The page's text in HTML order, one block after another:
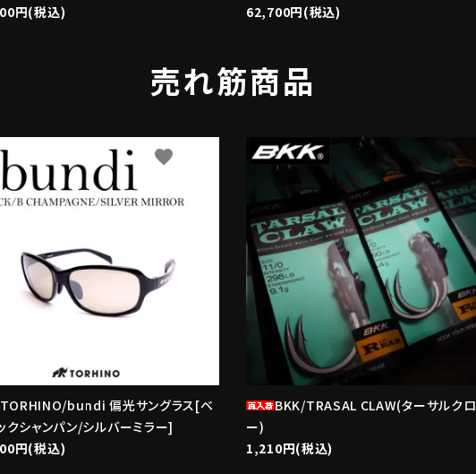
円(税込)
62,700円(税込)
売れ筋商品
TORHINO/bundi 偏光サングラス[ベ
クシャンパン/シルバーミラー]
円(税込)
favorite
BKK/TRASAL CLAW(ターサルクロ
ー)
1,210円(税込)
favorite